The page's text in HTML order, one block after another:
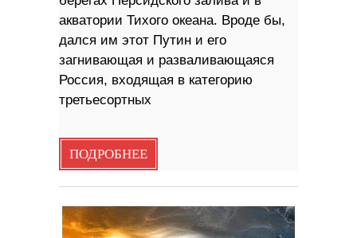
акватории Тихого океана. Вроде бы,
дался им этот Путин и его
загнивающая и разваливающаяся
Россия, входящая в категорию
третьесортных
ПОДРОБНЕЕ